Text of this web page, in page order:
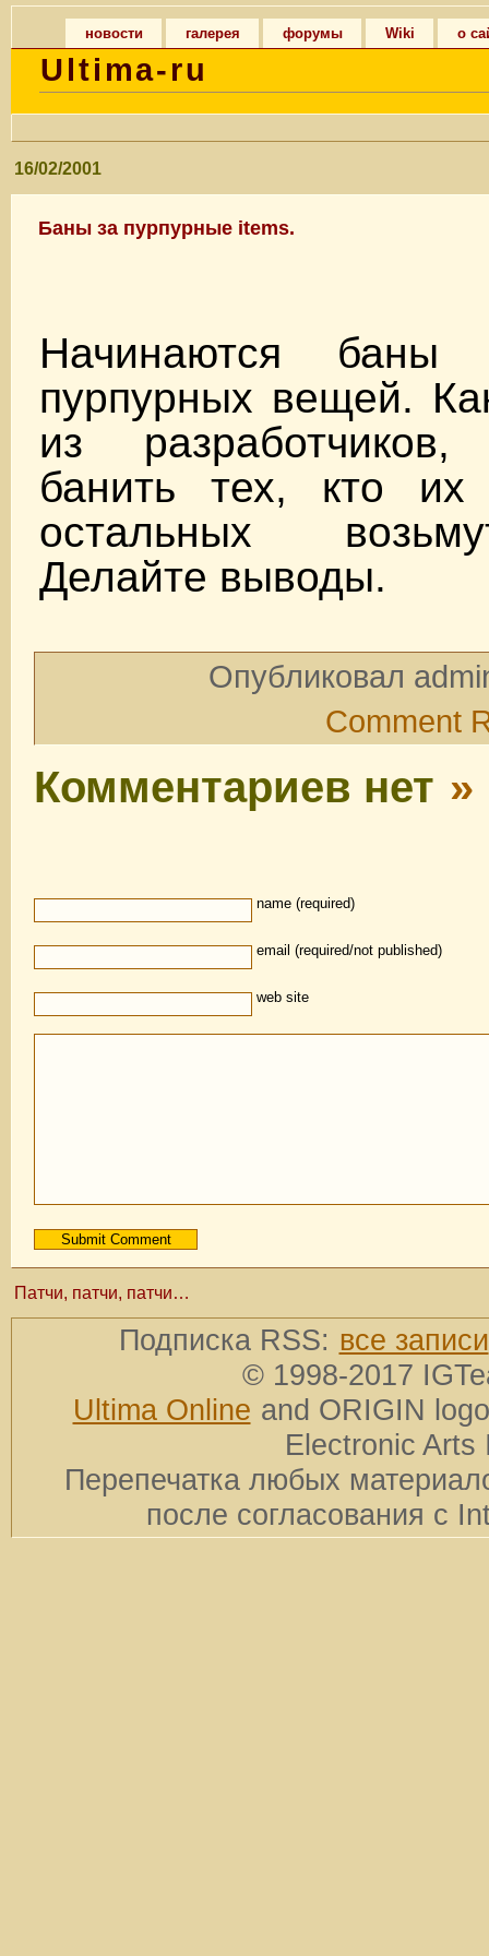
новости галерея форумы Wiki о
Ultima-ru
16/02/2001
Баны за пурпурные items.
Начинаются
пурпурных вещей.
из
банить тех, кто
остальных
Делайте выводы.
Опубликовал
Comment
Комментариев нет »
name (required)
email (required/not published)
web site
Патчи, патчи, патчи…
Подписка RSS: все записи
© 1998-2017
Ultima Online and ORIGIN
Electronic Arts
Перепечатка любых
после согласования с